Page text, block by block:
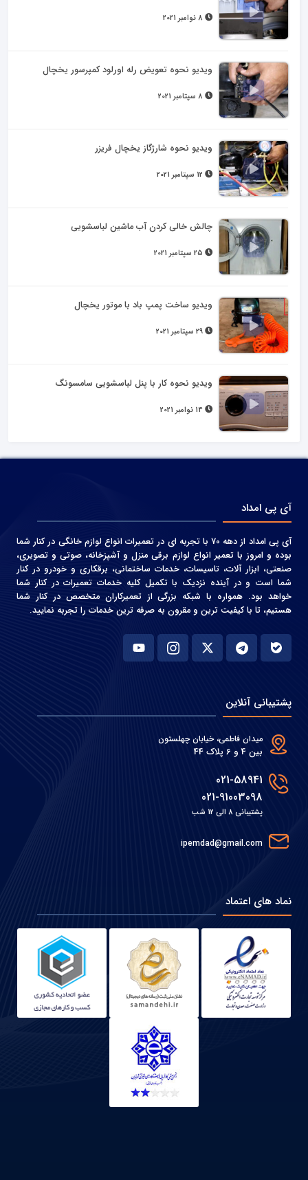
ویدیو نحوه تعویض رله اورلود کمپرسور یخچال
ویدیو نحوه شارژگاز یخچال فریزر
چالش خالی کردن آب ماشین لباسشویی
ویدیو ساخت پمپ باد با موتور یخچال
ویدیو نحوه کار با پنل لباسشویی سامسونگ
آی پی امداد
آی پی امداد از دهه 70 با تجربه ای در تعمیرات انواع لوازم خانگی در کنار شما
بوده و امروز با تعمیر انواع لوازم برقی منزل و آشپزخانه، صوتی و‌ تصویری،
صنعتی، ابزار آلات، تاسیسات، خدمات ساختمانی، برقکاری و خودرو در کنار
شما است و در آینده نزدیک با تکمیل کلیه خدمات تعمیرات در کنار شما
خواهد بود. همواره با شبکه بزرگی از تعمیرکاران متخصص در کنار شما
هستیم، تا با کیفیت ترین و مقرون به صرفه ترین خدمات را تجربه نمایید.
پشتیبانی آنلاین
میدان فاطمی، خیابان چهلستون
بین 4 و 6 پلاک 44
021-58941
021-91003098
پشتیبانی 8 الی 12 شب
ipemdad@gmail.com
نماد های اعتماد